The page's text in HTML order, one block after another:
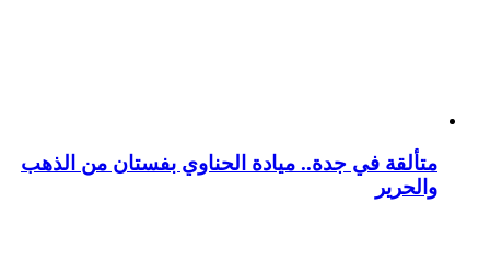
متألقة في جدة.. ميادة الحناوي بفستان من الذهب
والحرير